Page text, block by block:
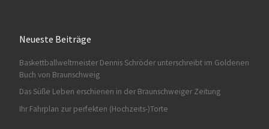
Neueste Beiträge
Baskettballweltmeister Dennis Schröder unterschreibt im Goldenen
Buch von Braunschweig
Das Süße Leben erschienen in der Braunschweiger Zeitung
Ihr Fahrplan zur perfekten (Hochzeits-)Torte